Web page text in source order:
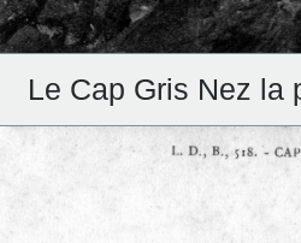
Le Cap Gris Nez la